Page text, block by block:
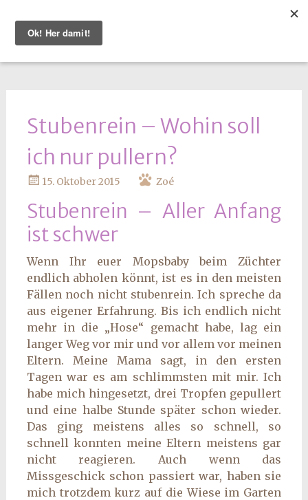
INHALT
Stubenrein – Wohin soll
ich nur pullern?
15. Oktober 2015 Zoé
Stubenrein – Aller Anfang
ist schwer
Wenn Ihr euer Mopsbaby beim Züchter
endlich abholen könnt, ist es in den meisten
Fällen noch nicht stubenrein. Ich spreche da
aus eigener Erfahrung. Bis ich endlich nicht
mehr in die „Hose“ gemacht habe, lag ein
langer Weg vor mir und vor allem vor meinen
Eltern. Meine Mama sagt, in den ersten
Tagen war es am schlimmsten mit mir. Ich
habe mich hingesetzt, drei Tropfen gepullert
und eine halbe Stunde später schon wieder.
Das ging meistens alles so schnell, so
schnell konnten meine Eltern meistens gar
nicht reagieren. Auch wenn das
Missgeschick schon passiert war, haben sie
mich trotzdem kurz auf die Wiese im Garten